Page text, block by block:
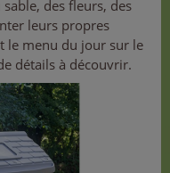
des fleurs, des
leurs propres
le menu du jour sur le
détails à découvrir.